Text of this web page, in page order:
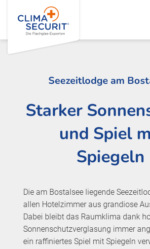
Seezeitlodge am
Starker
und Spiel
Spiegeln
Die am Bostalsee liegende
allen Hotelzimmer aus grandiose
Dabei bleibt das Raumklima dank
Sonnenschutzverglasung immer
ein raffiniertes Spiel mit Spiegeln